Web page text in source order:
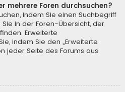
mehrere Foren durchsuchen?
indem Sie einen Suchbegriff
in der Foren-Übersicht, der
Erweiterte
indem Sie den „Erweiterte
jeder Seite des Forums aus